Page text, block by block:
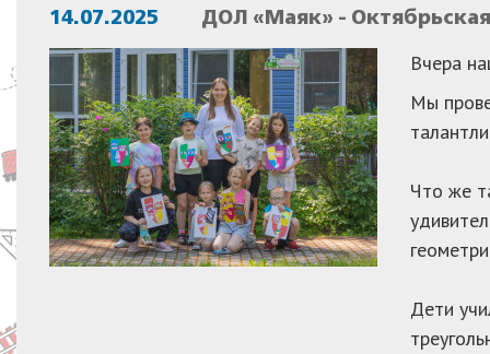
14.07.2025 ДОЛ «Маяк» -
Вчера
Мы
Что же
️Дети